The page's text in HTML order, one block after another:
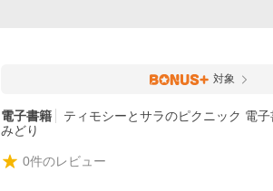
対象
電子書籍
ティモシーとサラのピクニック 電
みどり
0件のレビュー